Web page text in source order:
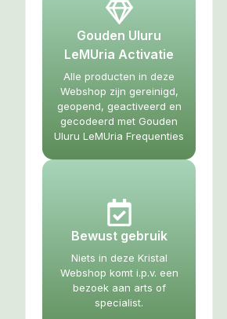
Gouden Uluru
LeMUria Activatie
Alle producten in deze
Webshop zijn gereinigd,
geopend, geactiveerd en
gecodeerd met Gouden
Uluru LeMUria Frequenties
Bewust gebruik
Niets in deze Kristal
Webshop komt i.p.v. een
bezoek aan arts of
specialist.